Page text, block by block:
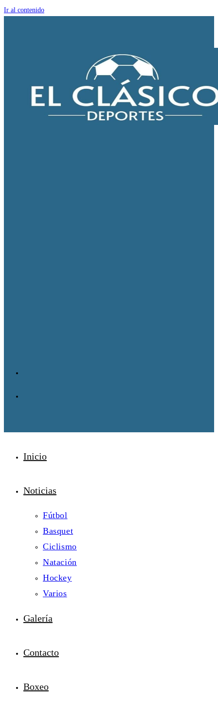
Ir al contenido
Inicio
Noticias
Fútbol
Basquet
Ciclismo
Natación
Hockey
Varios
Galería
Contacto
Boxeo